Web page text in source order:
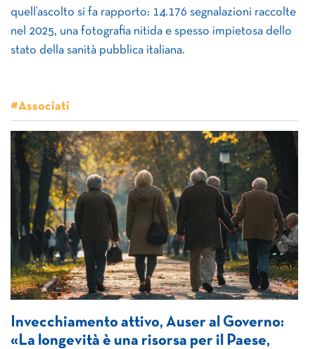
quell’ascolto si fa rapporto: 14.176 segnalazioni raccolte
nel 2025, una fotografia nitida e spesso impietosa dello
stato della sanità pubblica italiana.
#Associati
Invecchiamento attivo, Auser al Governo:
«La longevità è una risorsa per il Paese,